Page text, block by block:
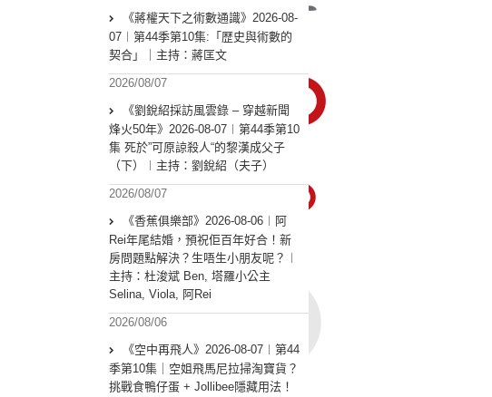
《蔣權天下之術數通識》2026-08-
07︱第44季第10集:「歴史與術數的
契合」｜主持：蔣匡文
2026/08/07
《劉銳紹採訪風雲錄 – 穿越新聞
烽火50年》2026-08-07︱第44季第10
集 死於”可原諒殺人“的黎漢成父子
（下）︱主持：劉銳紹（夫子）
2026/08/07
《香蕉俱樂部》2026-08-06︱阿
Rei年尾結婚，預祝佢百年好合！新
房問題點解決？生唔生小朋友呢？︱
主持：杜浚斌 Ben, 塔羅小公主
Selina, Viola, 阿Rei
2026/08/06
《空中再飛人》2026-08-07︱第44
季第10集｜空姐飛馬尼拉掃淘寶貨？
挑戰食鴨仔蛋 + Jollibee隱藏用法！